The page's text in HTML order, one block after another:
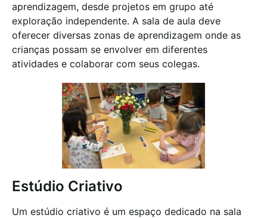
aprendizagem, desde projetos em grupo até
exploração independente. A sala de aula deve
oferecer diversas zonas de aprendizagem onde as
crianças possam se envolver em diferentes
atividades e colaborar com seus colegas.
Estúdio Criativo
Um estúdio criativo é um espaço dedicado na sala